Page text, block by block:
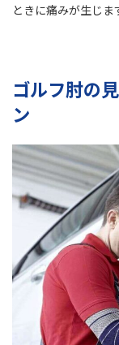
ときに痛みが生じま
ゴルフ肘の
ン